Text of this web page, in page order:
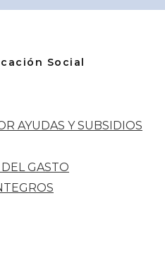
Social
AYUDAS Y SUBSIDIOS
GASTO